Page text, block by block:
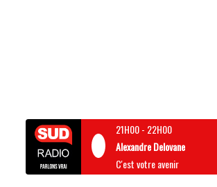
21H00- 22H00
Alexandre Delovane
C'est votre avenir